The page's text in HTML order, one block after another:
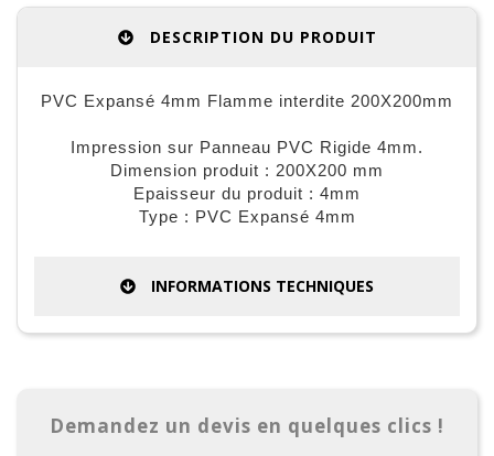
DESCRIPTION DU PRODUIT
PVC Expansé 4mm Flamme interdite 200X200mm
Impression sur Panneau PVC Rigide 4mm.
Dimension produit : 200X200 mm
Epaisseur du produit : 4mm
Type : PVC Expansé 4mm
INFORMATIONS TECHNIQUES
Demandez un devis en quelques clics !